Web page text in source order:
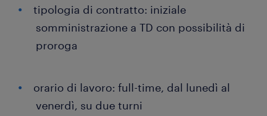
tipologia di contratto: iniziale
somministrazione a TD con possibilità di
proroga
orario di lavoro: full-time, dal lunedì al
venerdì, su due turni